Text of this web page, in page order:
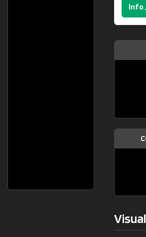
Info